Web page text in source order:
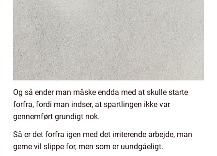
Og så ender man måske endda med at skulle starte
forfra, fordi man indser, at spartlingen ikke var
gennemført grundigt nok.
Så er det forfra igen med det irriterende arbejde, man
gerne vil slippe for, men som er uundgåeligt.